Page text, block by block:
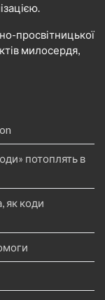
просвітницької
милосердя,
потоплять в
як коди